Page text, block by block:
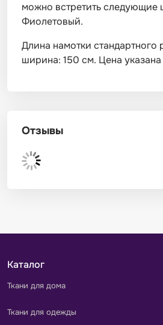
можно встретить следующие
Фиолетовый.
Длина намотки стандартного
ширина: 150 см. Цена указана
Отзывы
Каталог
Ткани для дома
Ткани для одежды